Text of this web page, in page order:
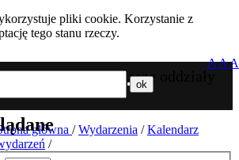
pliki cookie. Korzystanie z
tego stanu rzeczy.
Nasze oddziały
AAA
główna / Wydarzenia /Kalendarz
/